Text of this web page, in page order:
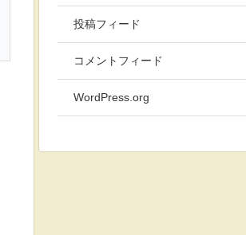
投稿フィード
コメントフィード
WordPress.org